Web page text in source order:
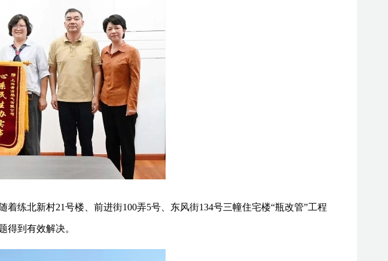
练北新村21号楼、前进街100弄5号、东风街134号三幢住宅楼“瓶改管”工程
得到有效解决。